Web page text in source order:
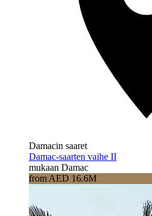
Damacin saaret
Damac-saarten vaihe II
mukaan Damac
from AED 16.6M